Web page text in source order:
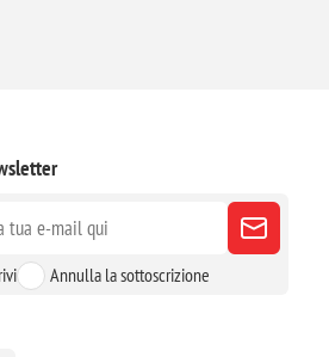
Annulla la sottoscrizione